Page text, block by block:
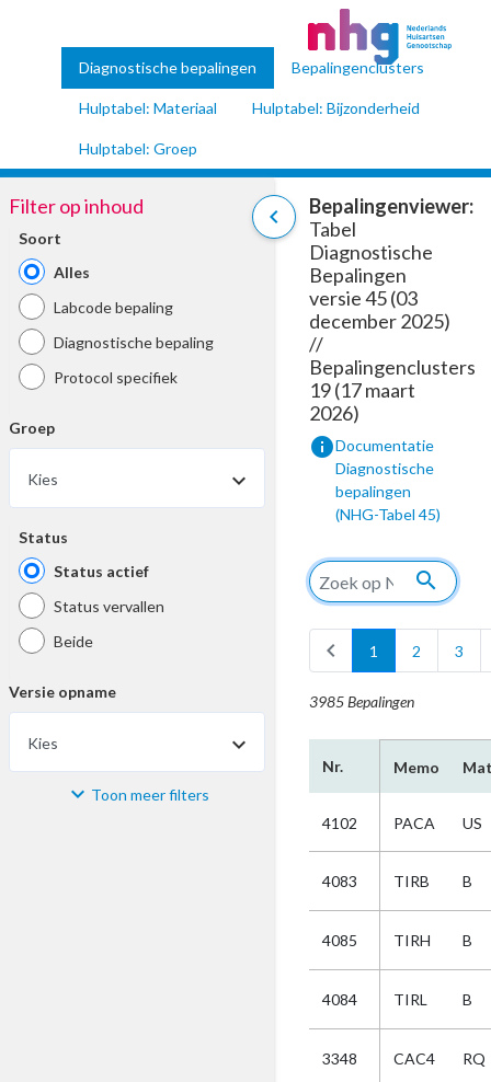
Diagnostische bepalingen Bepalingenclusters
Hulptabel: Materiaal Hulptabel: Bijzonderheid
Hulptabel: Groep
chevron_left
Filter op inhoud
Soort
Alles
Labcode bepaling
Diagnostische bepaling
Protocol specifiek
Groep
Kies
Status
Status actief
Status vervallen
Beide
Versie opname
Kies
Materiaal Toon meer filters
Bepalingenviewer:
Tabel
Diagnostische
Bepalingen
versie 45 (03
december 2025)
//
Bepalingenclusters
19 (17 maart
2026)
infoDocumentatie
Diagnostische
bepalingen
(NHG-Tabel 45)
search
chevron_left 1 2 3
3985 Bepalingen
Nr. Memo
4102 PACA US
4083 TIRB B
4085 TIRH B
4084 TIRL B
3348 CAC4 RQ